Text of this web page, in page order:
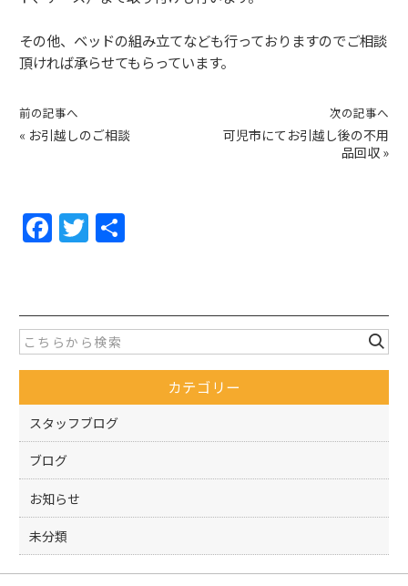
その他、ベッドの組み立てなども行っておりますのでご相談
頂ければ承らせてもらっています。
前の記事へ
« お引越しのご相談
次の記事へ
可児市にてお引越し後の不用
品回収 »
F
a
e
b
o
o
k
T
w
er
カテゴリー
スタッフブログ
ブログ
お知らせ
未分類